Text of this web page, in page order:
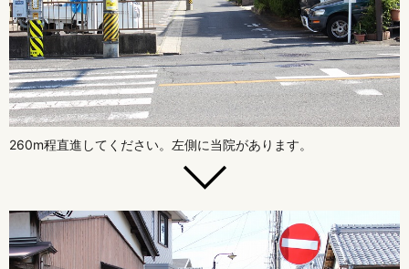
260m程直進してください。左側に当院があります。